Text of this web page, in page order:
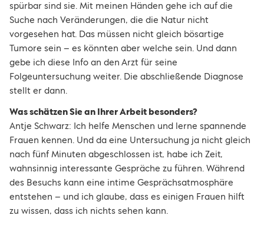
spürbar sind sie. Mit meinen Händen gehe ich auf die
Suche nach Veränderungen, die die Natur nicht
vorgesehen hat. Das müssen nicht gleich bösartige
Tumore sein – es könnten aber welche sein. Und dann
gebe ich diese Info an den Arzt für seine
Folgeuntersuchung weiter. Die abschließende Diagnose
stellt er dann.
Was schätzen Sie an Ihrer Arbeit besonders?
Antje Schwarz: Ich helfe Menschen und lerne spannende
Frauen kennen. Und da eine Untersuchung ja nicht gleich
nach fünf Minuten abgeschlossen ist, habe ich Zeit,
wahnsinnig interessante Gespräche zu führen. Während
des Besuchs kann eine intime Gesprächsatmosphäre
entstehen – und ich glaube, dass es einigen Frauen hilft
zu wissen, dass ich nichts sehen kann.